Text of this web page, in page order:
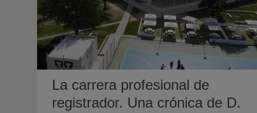
La carrera profesional de
registrador. Una crónica de D.